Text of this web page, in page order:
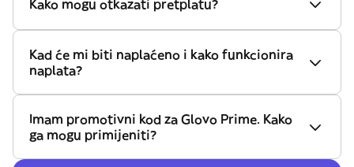
Kako mogu otkazati pretplatu?
Kad će mi biti naplaćeno i kako funkcionira
naplata?
Imam promotivni kod za Glovo Prime. Kako
ga mogu primijeniti?